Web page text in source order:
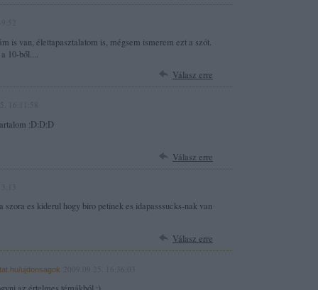
is van, élettapasztalatom is, mégsem ismerem ezt a szót.
10-ből....
Válasz erre
:D:D:D
Válasz erre
szora es kiderul hogy biro petinek es idapasssucks-nak van
Válasz erre
ujdonsagok